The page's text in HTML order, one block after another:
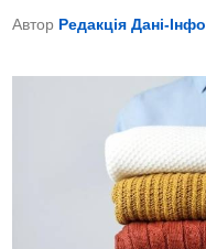
i
Автор Редакція Дані-Інфо